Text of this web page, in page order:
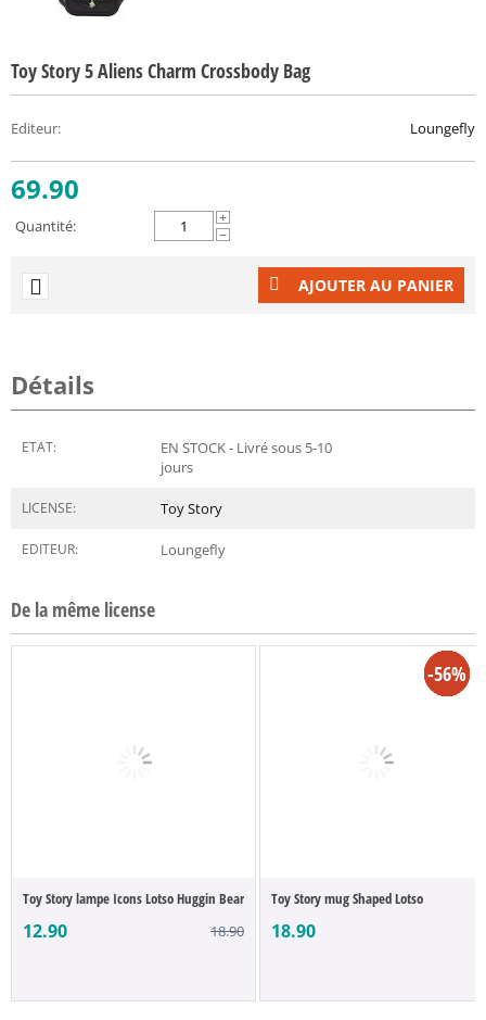
Toy Story 5 Aliens Charm Crossbody Bag
Editeur: Loungefly
69.90
Quantité:
+
−
AJOUTER AU PANIER
Détails
ETAT:
EN STOCK - Livré sous 5-10
jours
LICENSE: Toy Story
EDITEUR: Loungefly
De la même license
-32%
Toy Story lampe Icons Lotso Huggin Bear
12.90 18.90
Toy Story mug Shaped Lotso
18.90
-9%
-16%
-9%
-9%
-9%
-56%